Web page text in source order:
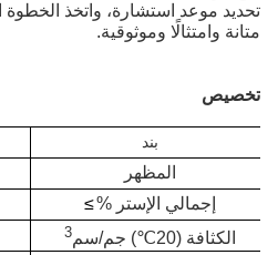
تحديد موعد استشارة، واتخذ الخطوة
متانة وامتثالًا وموثوقية.
تخصيص
بند
المظهر
إجمالي الإستر %≥
الكثافة (20℃) جم/سم
3